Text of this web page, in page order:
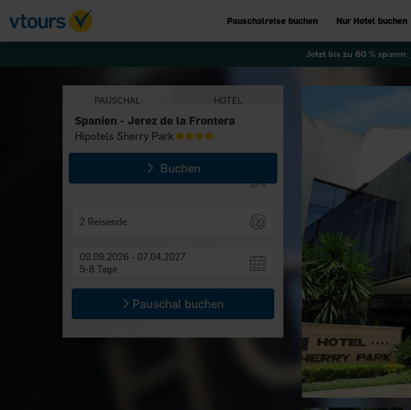
Pauschalreise buchen Nur Hotel buchen
Jetzt bis zu 60 % sparen:
PAUSCHAL HOTEL
Spanien - Jerez de la Frontera
2 Reisende
09.08.2026 - 07.04.2027
5-8 Tage
Pauschal buchen
Spanien - Jerez de la Frontera
Hipotels Sherry Park
Buchen